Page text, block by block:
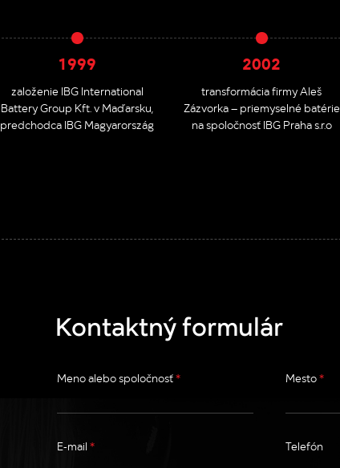
1999
založenie IBG International
Battery Group Kft. v Maďarsku,
predchodca IBG Magyarország
2002
transformácia firmy Aleš
Zázvorka – priemyselné batérie
na spoločnosť IBG Praha s.r.o
Kontaktný formulár
Meno alebo spoločnosť* Mesto*
E-mail* Telefón